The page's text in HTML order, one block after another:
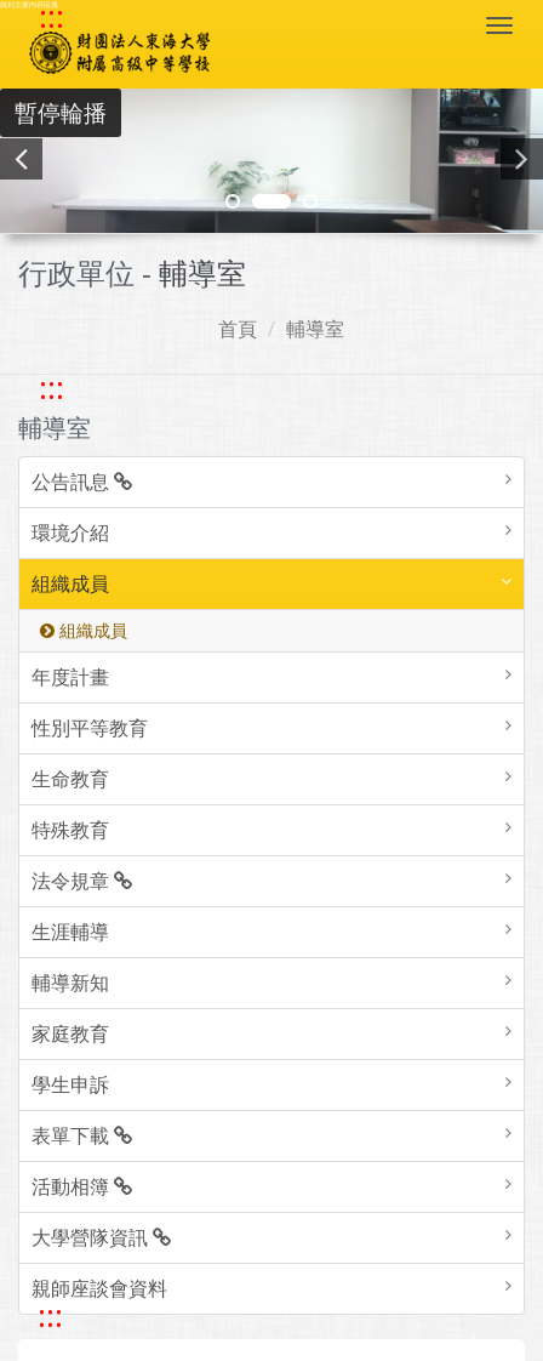
跳到主要內容區塊
:::
暫停輪播
行政單位 - 輔導室
首頁 輔導室
:::
輔導室
公告訊息
環境介紹
組織成員
組織成員
年度計畫
性別平等教育
生命教育
特殊教育
法令規章
生涯輔導
輔導新知
家庭教育
學生申訴
表單下載
活動相簿
大學營隊資訊
親師座談會資料
:::